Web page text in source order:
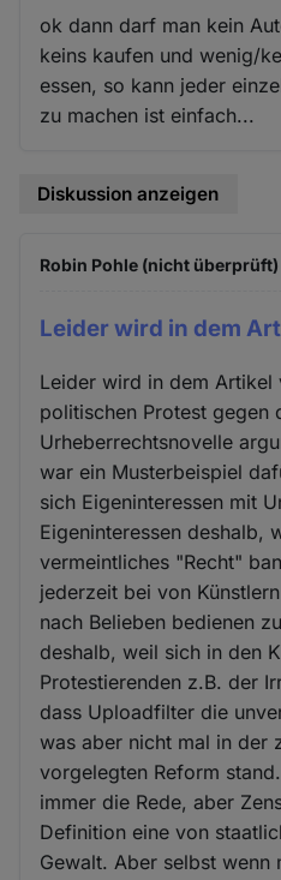
ok dann darf man kein
keins kaufen und wenig/
essen, so kann jeder
zu machen ist einfach...
Diskussion anzeigen
Robin Pohle (nicht überprüft)
Leider wird in dem
Leider wird in dem Artikel
politischen Protest gegen
Urheberrechtsnovelle
war ein Musterbeispiel
sich Eigeninteressen mit
Eigeninteressen deshalb,
vermeintliches "Recht"
jederzeit bei von
nach Belieben bedienen
deshalb, weil sich in den
Protestierenden z.B. der
dass Uploadfilter die
was aber nicht mal in der
vorgelegten Reform
immer die Rede, aber
Definition eine von
Gewalt. Aber selbst wenn